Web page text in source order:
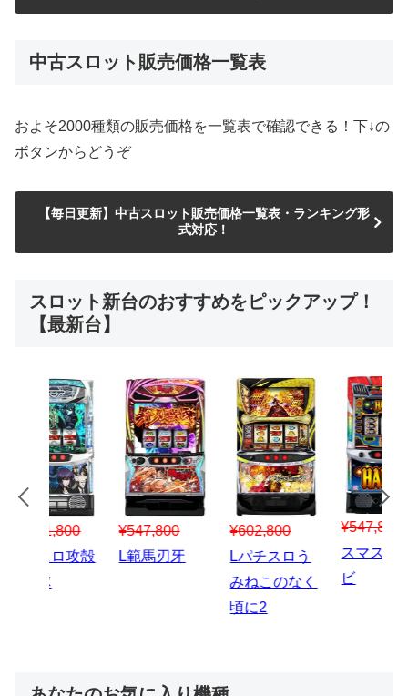
中古スロット販売価格一覧表
およそ2000種類の販売価格を一覧表で確認できる！下↓の
ボタンからどうぞ
【毎日更新】中古スロット販売価格一覧表・ランキング形
式対応！
スロット新台のおすすめをピックアップ！
【最新台】
¥547,800
スマスロハナ
¥150,000
スマスロ秘宝
¥1,867,800
Lパチスロ 炎
炎ノ消防隊2